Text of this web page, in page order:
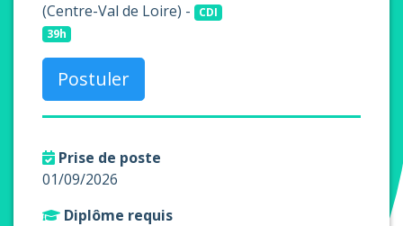
(Centre-Val de Loire) -
CDI
39h
Postuler
Prise de poste
01/09/2026
Diplôme requis